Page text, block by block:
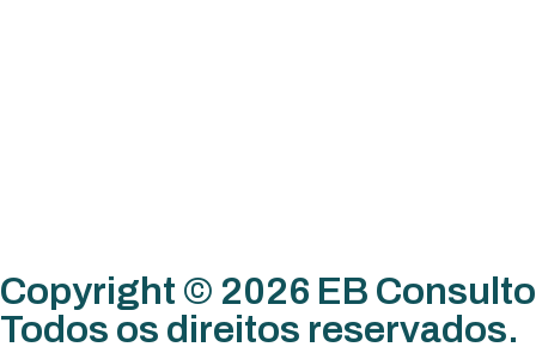
Copyright © 2026 EB
Todos os direitos reservados.